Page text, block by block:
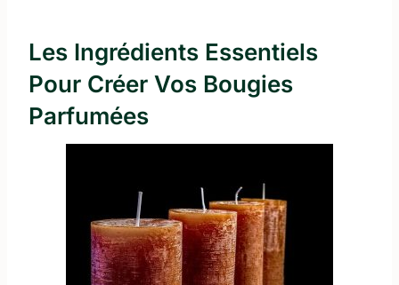
Les Ingrédients Essentiels
Pour Créer Vos Bougies
Parfumées